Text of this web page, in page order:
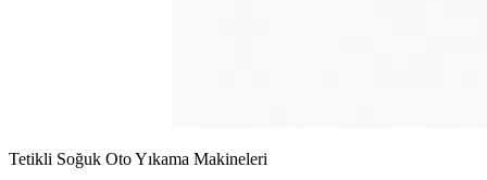
Tetikli Soğuk Oto Yıkama Makineleri